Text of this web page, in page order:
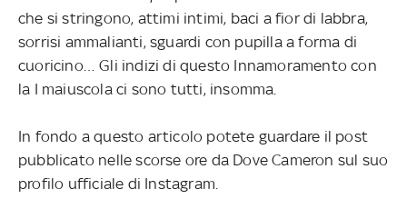
che si stringono, attimi intimi, baci a fior di labbra,
sorrisi ammalianti, sguardi con pupilla a forma di
cuoricino… Gli indizi di questo Innamoramento con
la I maiuscola ci sono tutti, insomma.
In fondo a questo articolo potete guardare il post
pubblicato nelle scorse ore da Dove Cameron sul suo
profilo ufficiale di Instagram.